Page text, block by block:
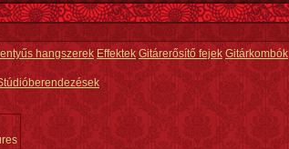
hangszerek Effektek Gitárerősítő fejek Gitárkombók